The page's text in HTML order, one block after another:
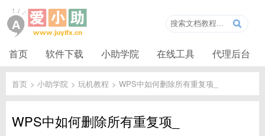
首页 软件下载 小助学院 在线工具 代理后台
首页 > 小助学院 > 玩机教程 > WPS中如何删除所有重复项_
WPS中如何删除所有重复项_